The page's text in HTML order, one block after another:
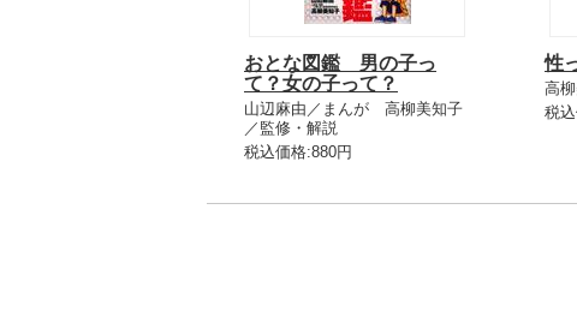
おとな図鑑 男の子っ
て？女の子って？
山辺麻由／まんが 高柳美知子
／監修・解説
税込価格:880円
性
高
税